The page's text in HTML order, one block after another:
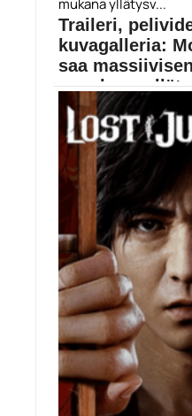
Traileri,
kuvagalleria:
saa
– mukana
NetherRealm Studios on
pelin...
Kamppailupelit